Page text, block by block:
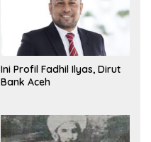
Ini Profil Fadhil Ilyas, Dirut
Bank Aceh